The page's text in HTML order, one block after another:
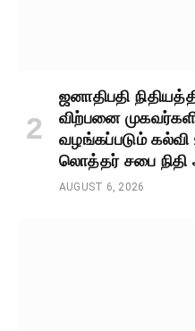
ஜனாதிபதி
விற்பனை
வழங்கப்படும் கல்வி
லொத்தர் சபை
AUGUST 6, 2026